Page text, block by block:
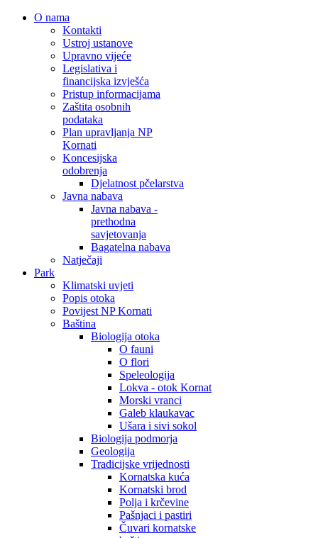
O nama
Kontakti
Ustroj ustanove
Upravno vijeće
Legislativa i
financijska izvješća
Pristup informacijama
Zaštita osobnih
podataka
Plan upravljanja NP
Kornati
Koncesijska
odobrenja
Djelatnost pčelarstva
Javna nabava
Javna nabava -
prethodna
savjetovanja
Bagatelna nabava
Natječaji
Park
Klimatski uvjeti
Popis otoka
Povijest NP Kornati
Baština
Biologija otoka
O fauni
O flori
Speleologija
Lokva - otok Kornat
Morski vranci
Galeb klaukavac
Ušara i sivi sokol
Biologija podmorja
Geologija
Tradicijske vrijednosti
Kornatska kuća
Kornatski brod
Polja i krčevine
Pašnjaci i pastiri
Čuvari kornatske